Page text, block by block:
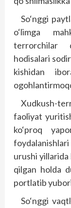
So‘nggi
o‘limga
terrorchilar
hodisalari
kishidan
Xudkush-
faoliyat
ko‘proq
urushi yillarida
qilgan holda
portlatib
So‘nggi